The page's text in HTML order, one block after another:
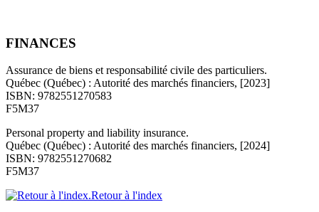
FINANCES
Assurance de biens et responsabilité civile des particuliers.
Québec (Québec) : Autorité des marchés financiers, [2023]
ISBN: 9782551270583
F5M37
Personal property and liability insurance.
Québec (Québec) : Autorité des marchés financiers, [2024]
ISBN: 9782551270682
F5M37
Retour à l'index